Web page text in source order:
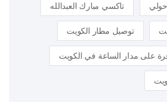
تاكسي مبارك العبدالله
توصيل مطار الكويت
على مدار الساعة في الكويت